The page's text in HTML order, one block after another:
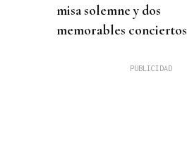
misa solemne y dos
memorables conciertos